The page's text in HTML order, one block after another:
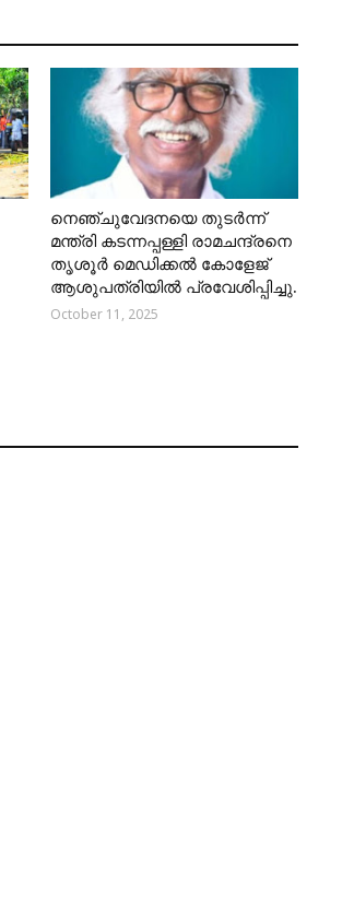
നെഞ്ചുവേദനയെ തുടർന്ന്
മന്ത്രി കടന്നപ്പള്ളി രാമചന്ദ്രനെ
തൃശൂർ മെഡിക്കൽ കോളേജ്
ആശുപത്രിയിൽ പ്രവേശിപ്പിച്ചു.
October 11, 2025